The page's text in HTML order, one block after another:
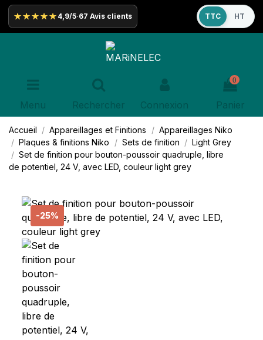
★★★★★ 4,9/5·67 Avis clients TTC HT
Menu Rechercher Connexion
0
Panier
Accueil Appareillages et Finitions Appareillages Niko
Plaques & finitionsNiko Sets de finition
Light Grey
Set de finition pour bouton-poussoir quadruple, libre
de potentiel, 24 V, avec LED, couleur light grey
-25%